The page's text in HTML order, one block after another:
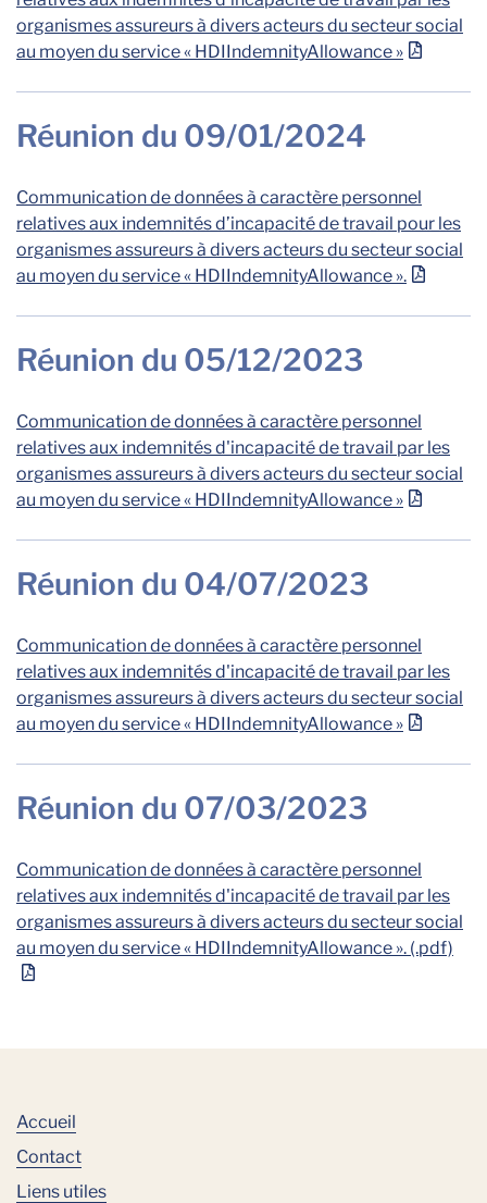
organismes assureurs à divers acteurs du secteur social
au moyen du service « HDIIndemnityAllowance »
Réunion du 09/01/2024
Communication de données à caractère personnel
relatives aux indemnités d’incapacité de travail pour les
organismes assureurs à divers acteurs du secteur social
au moyen du service « HDIIndemnityAllowance ».
Réunion du 05/12/2023
Communication de données à caractère personnel
relatives aux indemnités d'incapacité de travail par les
organismes assureurs à divers acteurs du secteur social
au moyen du service « HDIIndemnityAllowance »
Réunion du 04/07/2023
Communication de données à caractère personnel
relatives aux indemnités d'incapacité de travail par les
organismes assureurs à divers acteurs du secteur social
au moyen du service « HDIIndemnityAllowance »
Réunion du 07/03/2023
Communication de données à caractère personnel
relatives aux indemnités d'incapacité de travail par les
organismes assureurs à divers acteurs du secteur social
au moyen du service « HDIIndemnityAllowance ». (.pdf)
Accueil
Contact
Liens utiles